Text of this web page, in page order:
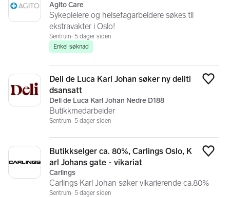
Agito Care
Sykepleiere og helsefagarbeidere søkes til
ekstravakter i Oslo!
Sentrum 5 dager siden
Enkel søknad
Deli de Luca Karl Johan søker ny deliti
dsansatt
Deli de Luca Karl Johan Nedre D188
Butikkmedarbeider
Sentrum 5 dager siden
Butikkselger ca. 80%, Carlings Oslo, K
arl Johans gate - vikariat
Carlings
Carlings Karl Johan søker vikarierende ca.80%
Sentrum 5 dager siden